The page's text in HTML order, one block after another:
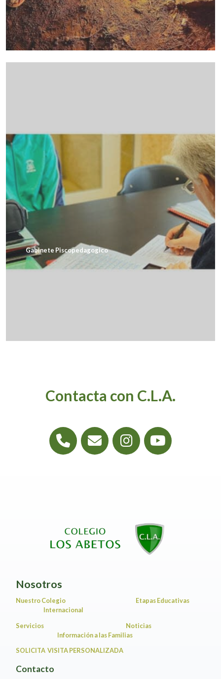
Gabinete Piscopedagogico
Contacta con C.L.A.
Nosotros
Nuestro Colegio
Etapas Educativas
Internacional
Servicios
Noticias
Información a las Familias
SOLICITA VISITA PERSONALIZADA
Contacto